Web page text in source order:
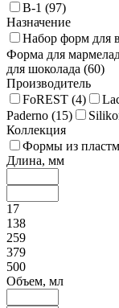
В-1 (97)
Назначение
Набор форм для
Форма для
для шоколада (60)
Производитель
FoREST (4)
Paderno (15)
Коллекция
Формы из
Длина, мм
17
138
259
379
500
Объем, мл